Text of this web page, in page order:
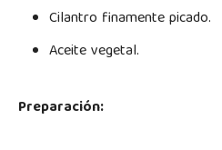
Cilantro finamente picado.
Aceite vegetal.
Preparación: